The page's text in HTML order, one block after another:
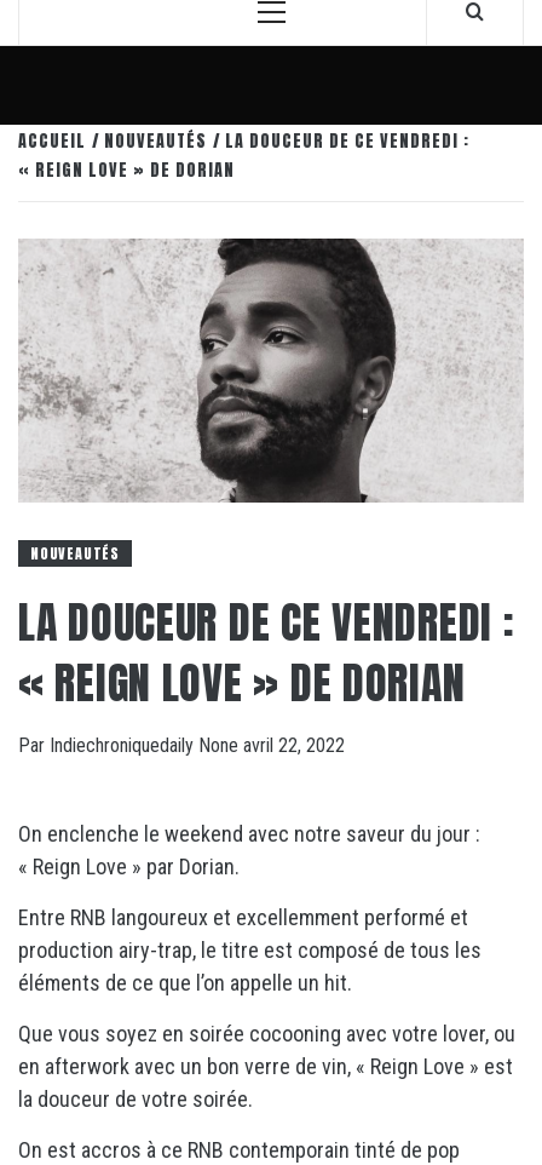
Menu
ACCUEIL NOUVEAUTÉS
LA DOUCEUR DE CE VENDREDI :
« REIGN LOVE » DE DORIAN
NOUVEAUTÉS
LA DOUCEUR DE CE VENDREDI :
« REIGN LOVE » DE DORIAN
Par Indiechroniquedaily None avril 22, 2022
On enclenche le weekend avec notre saveur du jour :
« Reign Love » par Dorian.
Entre RNB langoureux et excellemment performé et
production airy-trap, le titre est composé de tous les
éléments de ce que l’on appelle un hit.
Que vous soyez en soirée cocooning avec votre lover, ou
en afterwork avec un bon verre de vin, « Reign Love » est
la douceur de votre soirée.
On est accros à ce RNB contemporain tinté de pop